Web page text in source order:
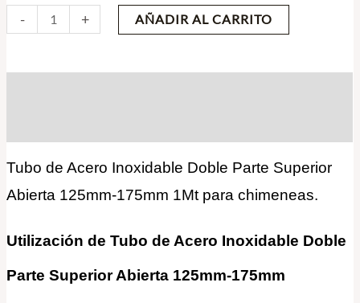
- + AÑADIR AL CARRITO
Tubo de Acero Inoxidable Doble Parte Superior
Abierta 125mm-175mm 1Mt para chimeneas.
Utilización de Tubo de Acero Inoxidable Doble
Parte Superior Abierta 125mm-175mm